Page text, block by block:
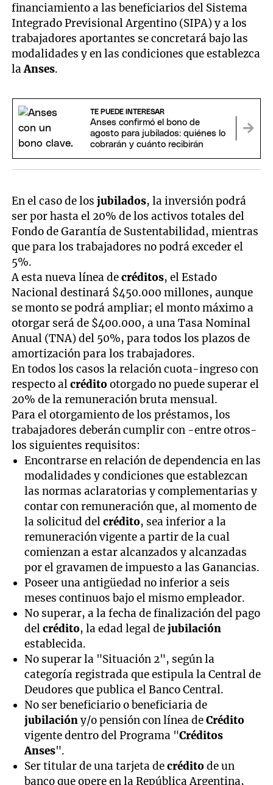
financiamiento a las beneficiarios del Sistema
Integrado Previsional Argentino (SIPA) y a los
trabajadores aportantes se concretará bajo las
modalidades y en las condiciones que establezca
laAnses.
TE PUEDE INTERESAR
Anses confirmó el bono de
agosto para jubilados: quiénes lo
cobrarán y cuánto recibirán
En el caso de losjubilados, la inversión podrá
ser por hasta el 20% de los activos totales del
Fondo de Garantía de Sustentabilidad, mientras
que para los trabajadores no podrá exceder el
5%.
A esta nueva línea decréditos, el Estado
Nacional destinará $450.000 millones, aunque
se monto se podrá ampliar; el monto máximo a
otorgar será de $400.000, a una Tasa Nominal
Anual (TNA) del 50%, para todos los plazos de
amortización para los trabajadores.
En todos los casos la relación cuota-ingreso con
respecto alcréditootorgado no puede superar el
20% de la remuneración bruta mensual.
Para el otorgamiento de los préstamos, los
trabajadores deberán cumplir con -entre otros-
los siguientes requisitos:
Encontrarse en relación de dependencia en las
modalidades y condiciones que establezcan
las normas aclaratorias y complementarias y
contar con remuneración que, al momento de
la solicitud delcrédito, sea inferior a la
remuneración vigente a partir de la cual
comienzan a estar alcanzados y alcanzadas
por el gravamen de impuesto a las Ganancias.
Poseer una antigüedad no inferior a seis
meses continuos bajo el mismo empleador.
No superar, a la fecha de finalización del pago
delcrédito, la edad legal dejubilación
establecida.
No superar la "Situación 2", según la
categoría registrada que estipula la Central de
Deudores que publica el Banco Central.
No ser beneficiario o beneficiaria de
jubilacióny/o pensión con línea deCrédito
vigente dentro del Programa "Créditos
Anses".
Ser titular de una tarjeta decréditode un
banco que opere en la República Argentina,